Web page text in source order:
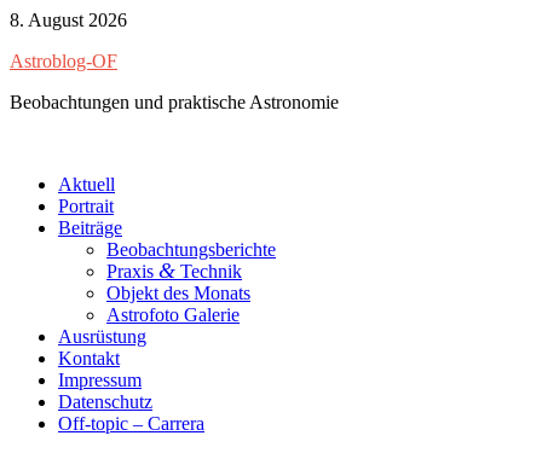
Zum
springen
8. August 2026
Astroblog-OF
Beobachtungen und praktische Astronomie
Aktuell
Portrait
Beiträge
Beobachtungsberichte
Praxis & Technik
Objekt des Monats
Astrofoto Galerie
Ausrüstung
Kontakt
Impressum
Datenschutz
Off-topic – Carrera